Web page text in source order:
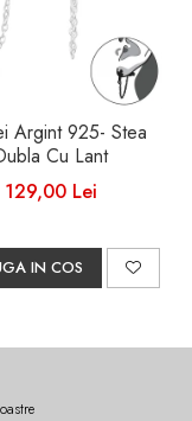
Argint 925- Stea
Cu Lant
129,00 Lei
IN COS